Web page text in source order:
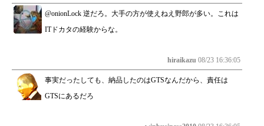
@onionLock 逆だろ。大手の方が使えねえ野郎が多い。これは
ITドカタの経験からな。
hiraikazu 08/23 16:36:05
事実だったしても、納品したのはGTSなんだから、責任は
GTSにあるだろ